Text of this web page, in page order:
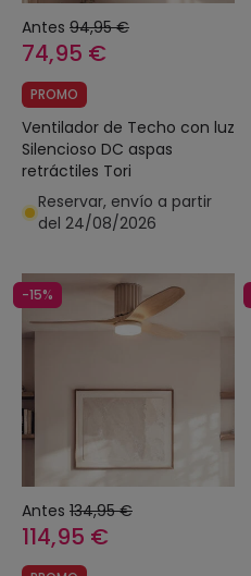
Antes 94,95 €
74,95 €
PROMO
Ventilador de Techo con luz
Silencioso DC aspas
retráctiles Tori
Reservar, envío a partir
del 24/08/2026
-15%
Antes 134,95 €
114,95 €